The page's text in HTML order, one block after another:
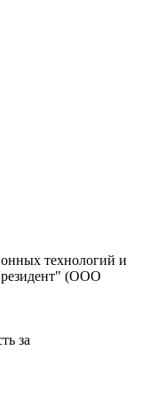
технологий и
(ООО
за